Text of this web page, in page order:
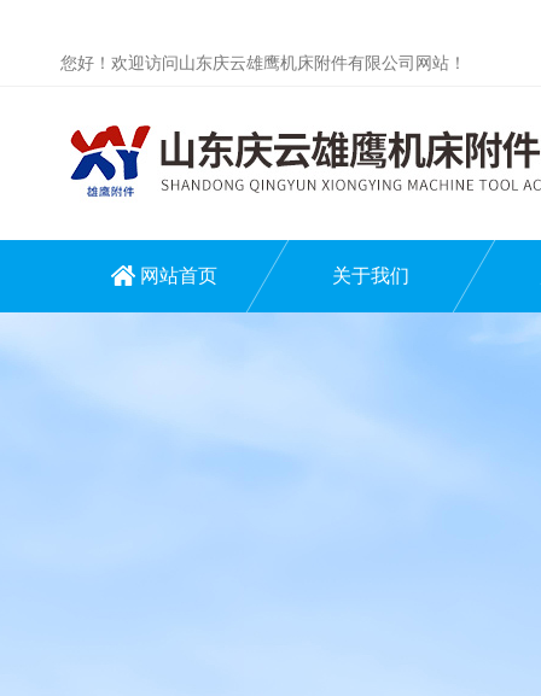
您好！欢迎访问山东庆云雄鹰机床附件有限公司网站！
网站首页 关于我们